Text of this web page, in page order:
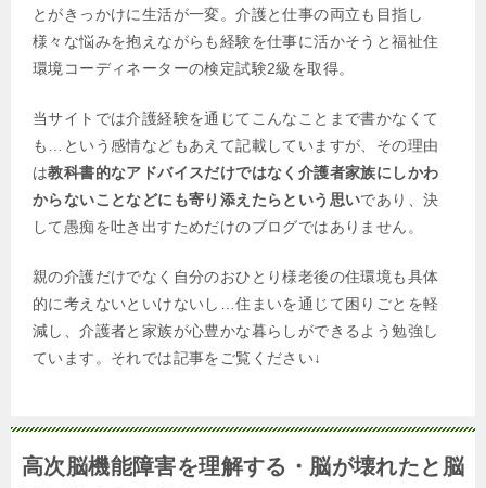
とがきっかけに生活が一変。介護と仕事の両立も目指し
様々な悩みを抱えながらも経験を仕事に活かそうと福祉住
環境コーディネーターの検定試験2級を取得。
当サイトでは介護経験を通じてこんなことまで書かなくて
も…という感情などもあえて記載していますが、その理由
は教科書的なアドバイスだけではなく介護者家族にしかわ
からないことなどにも寄り添えたらという思いであり、決
して愚痴を吐き出すためだけのブログではありません。
親の介護だけでなく自分のおひとり様老後の住環境も具体
的に考えないといけないし…住まいを通じて困りごとを軽
減し、介護者と家族が心豊かな暮らしができるよう勉強し
ています。それでは記事をご覧ください↓
高次脳機能障害を理解する・脳が壊れたと脳